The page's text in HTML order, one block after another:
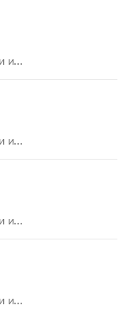
и...
и...
и...
и...